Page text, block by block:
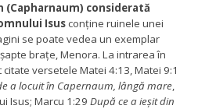
(Capharnaum) considerată
Isusconține ruinele unei
se poate vedea un exemplar
brațe, Menora. La intrarea în
versetele Matei 4:13, Matei 9:1
a locuit în Capernaum, lângă mare,
Isus; Marcu 1:29 După ce a ieşit din